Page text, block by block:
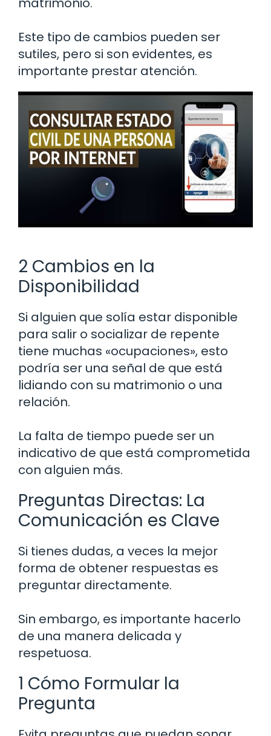
Este tipo de cambios pueden ser
sutiles, pero si son evidentes, es
importante prestar atención.
2 Cambios en la
Disponibilidad
Si alguien que solía estar disponible
para salir o socializar de repente
tiene muchas «ocupaciones», esto
podría ser una señal de que está
lidiando con su matrimonio o una
relación.
La falta de tiempo puede ser un
indicativo de que está comprometida
con alguien más.
Preguntas Directas: La
Comunicación es Clave
Si tienes dudas, a veces la mejor
forma de obtener respuestas es
preguntar directamente.
Sin embargo, es importante hacerlo
de una manera delicada y
respetuosa.
1 Cómo Formular la
Pregunta